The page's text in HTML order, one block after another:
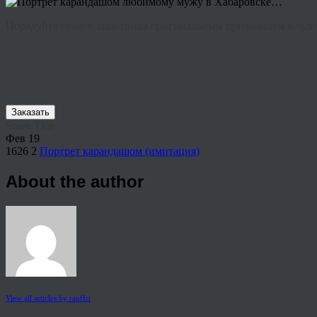
Заказать
Фев 19
1626 2 Портрет карандашом (имитация)
About the author
View all articles by rauffri